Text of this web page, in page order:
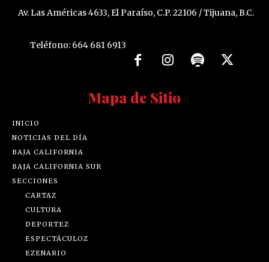
Av. Las Américas 4633, El Paraíso, C.P. 22106 / Tijuana, B.C.
Teléfono: 664 681 6913
Mapa de Sitio
INICIO
NOTICIAS DEL DÍA
BAJA CALIFORNIA
BAJA CALIFORNIA SUR
SECCIONES
CARTAZ
CULTURA
DEPORTEZ
ESPECTÁCULOZ
EZENARIO